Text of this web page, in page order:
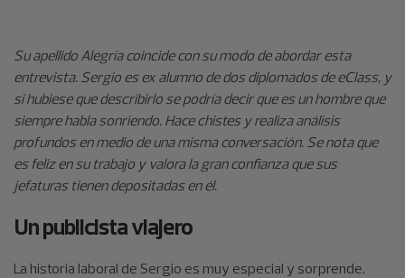
Su apellido Alegría coincide con su modo de abordar esta
entrevista. Sergio es ex alumno de dos diplomados de eClass, y
si hubiese que describirlo se podría decir que es un hombre que
siempre habla sonriendo. Hace chistes y realiza análisis
profundos en medio de una misma conversación. Se nota que
es feliz en su trabajo y valora la gran confianza que sus
jefaturas tienen depositadas en él.
Un publicista viajero
La historia laboral de Sergio es muy especial y sorprende.